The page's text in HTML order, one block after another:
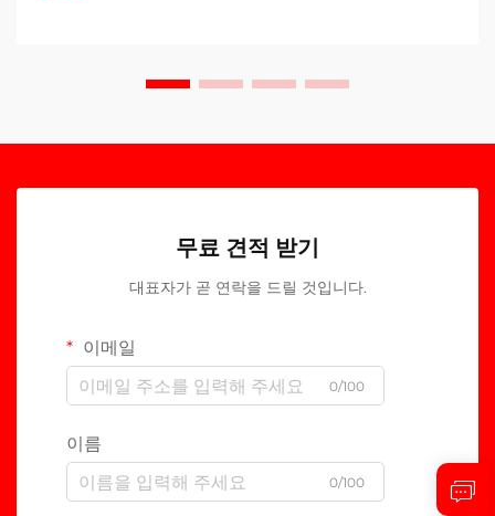
무료 견적 받기
대표자가 곧 연락을 드릴 것입니다.
이메일
0/100
이름
0/100